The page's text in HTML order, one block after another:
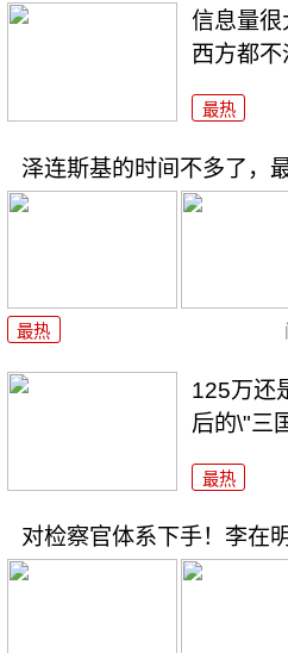
信息量
西方都不
最热
泽连斯基的时间不多了，
最热
125万还
后的\"三
最热
对检察官体系下手！李在